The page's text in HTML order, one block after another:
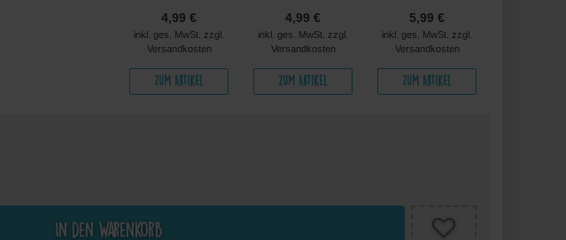
4,99 €
inkl. ges. MwSt. zzgl.
Versandkosten
Zum Artikel
4,99 €
inkl. ges. MwSt. zzgl.
Versandkosten
Zum Artikel
5,99 €
inkl. ges. MwSt. zzgl.
Versandkosten
Zum Artikel
In den Warenkorb